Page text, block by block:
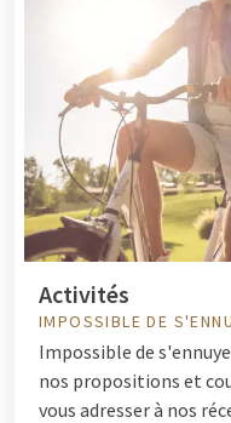
Activités
IMPOSSIBLE DE
Impossible de
nos propositions et
vous adresser à nos